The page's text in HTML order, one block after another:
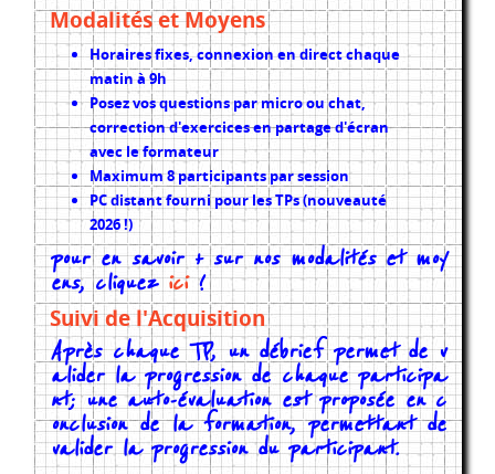
Modalités et Moyens
Horaires fixes, connexion en direct chaque
matin à 9h
Posez vos questions par micro ou chat,
correction d'exercices en partage d'écran
avec le formateur
Maximum 8 participants par session
PC distant fourni pour les TPs (nouveauté
2026 !)
pour en savoir + sur nos modalités et moy
ens, cliquezici!
Suivi de l'Acquisition
Après chaque TP, un débrief permet de v
alider la progression de chaque participa
nt; une auto-évaluation est proposée en c
onclusion de la formation, permettant de
valider la progression du participant.